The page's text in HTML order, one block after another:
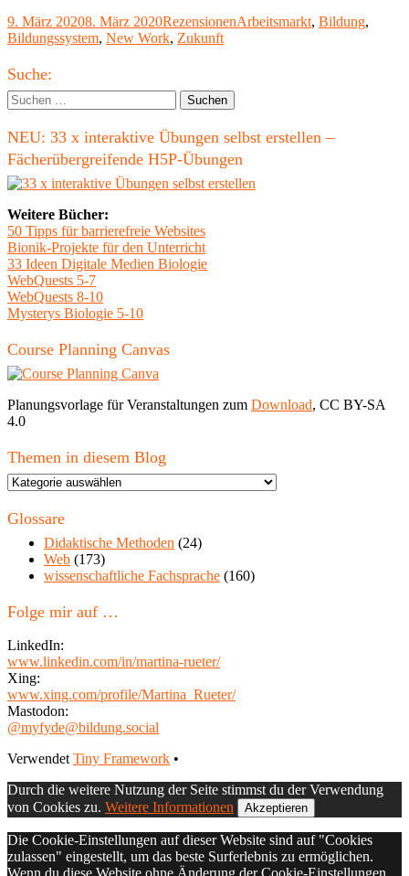
vier
Veröffentlicht
am
9. März 20208. März 2020Kategorien
RezensionenSchlagwörter
Arbeitsmarkt, Bildung,
Bildungssystem, New Work, Zukunft
Haupt-
Seitenleiste
Suche:
Suchen
nach:
NEU: 33 x interaktive Übungen selbst erstellen –
Fächerübergreifende H5P-Übungen
Weitere Bücher:
50 Tipps für barrierefreie Websites
Bionik-Projekte für den Unterricht
33 Ideen Digitale Medien Biologie
WebQuests 5-7
WebQuests 8-10
Mysterys Biologie 5-10
Course Planning Canvas
Planungsvorlage für Veranstaltungen zum Download, CC BY-SA
4.0
Themen in diesem Blog
Themen
diesem
Glossare
Didaktische Methoden (24)
Web (173)
wissenschaftliche Fachsprache (160)
Folge mir auf …
LinkedIn:
www.linkedin.com/in/martina-rueter/
Xing:
www.xing.com/profile/Martina_Rueter/
Mastodon:
@myfyde@bildung.social
Footer
Inhalt
Verwendet Tiny Framework •
Durch die weitere Nutzung der Seite stimmst du der Verwendung
von Cookies zu. Weitere Informationen Akzeptieren
Die Cookie-Einstellungen auf dieser Website sind auf "Cookies
zulassen" eingestellt, um das beste Surferlebnis zu ermöglichen.
Wenn du diese Website ohne Änderung der Cookie-Einstellungen